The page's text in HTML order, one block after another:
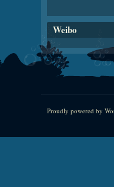
Weibo
Proudly powered by